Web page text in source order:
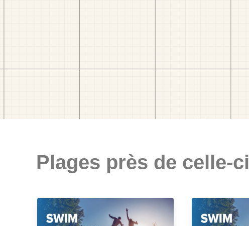
Plages près de celle-ci